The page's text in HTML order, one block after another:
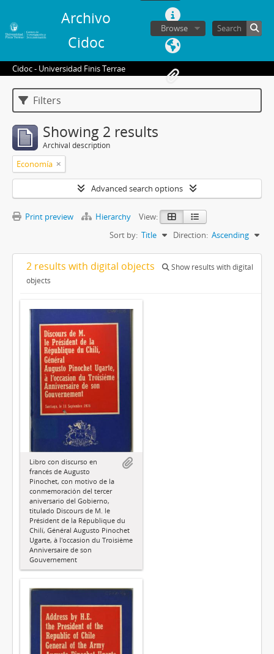
Archivo
Cidoc
Browse
Cidoc - Universidad Finis Terrae
Filters
Showing 2 results
Archival description
Economía
Advanced search options
Print preview Hierarchy
View:
Sort by: Title Direction: Ascending
2 results with digital objects
Show results with digital
objects
Libro con discurso en
francés de Augusto
Pinochet, con motivo de la
conmemoración del tercer
aniversario del Gobierno,
titulado Discours de M. le
Président de la République du
Chilí, Général Augusto Pinochet
Ugarte, à l'occasion du Troisième
Anniversaire de son
Gouvernement